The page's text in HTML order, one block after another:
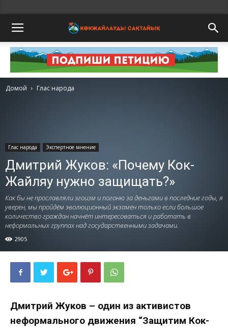
Домой Глас народа
Глас народа Экспертное мнение
Дмитрий Жуков: «Почему Кок-
Жайляу нужно защищать?»
Как бы не прославляли эгоизм и погоню за деньгами в последние годы, я
уверен, мы пройдём эволюционный экзамен только если большое
количество граждан начнёт интересоваться и работать в
неформальных группах над государственными задачами.
2905
Дмитрий Жуков – один из активистов
неформального движения “Защитим Кок-